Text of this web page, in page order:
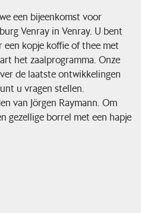
een bijeenkomst voor
Venray in Venray. U bent
een kopje koffie of thee met
het zaalprogramma. Onze
de laatste ontwikkelingen
u vragen stellen.
van Jörgen Raymann. Om
gezellige borrel met een hapje